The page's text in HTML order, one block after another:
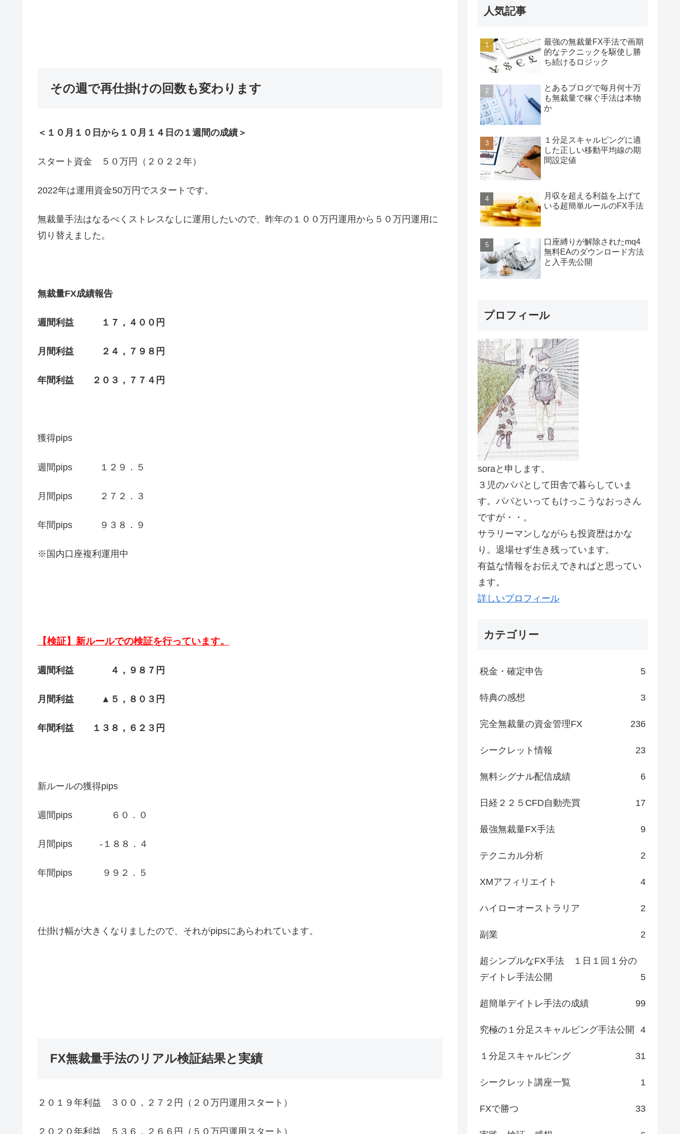
その週で再仕掛けの回数も変わります
＜１０月１０日から１０月１４日の１週間の成績＞
スタート資金 ５０万円（２０２２年）
2022年は運用資金50万円でスタートです。
無裁量手法はなるべくストレスなしに運用したいので、昨年の１００万円運用から５０万円運用に
切り替えました。
無裁量FX成績報告
週間利益 １７，４００円
月間利益 ２４，７９８円
年間利益 ２０３，７７４円
獲得pips
週間pips １２９．５
月間pips ２７２．３
年間pips ９３８．９
※国内口座複利運用中
【検証】新ルールでの検証を行っています。
週間利益 ４，９８７円
月間利益 ▲５，８０３円
年間利益 １３８，６２３円
新ルールの獲得pips
週間pips ６０．０
月間pips -１８８．４
年間pips ９９２．５
仕掛け幅が大きくなりましたので、それがpipsにあらわれています。
FX無裁量手法のリアル検証結果と実績
２０１９年利益 ３００，２７２円（２０万円運用スタート）
２０２０年利益 ５３６，２６６円（５０万円運用スタート）
人気記事
最強の無裁量FX手法で画期
的なテクニックを駆使し勝
ち続けるロジック
とあるブログで毎月何十万
も無裁量で稼ぐ手法は本物
か
１分足スキャルピングに適
した正しい移動平均線の期
間設定値
月収を超える利益を上げて
いる超簡単ルールのFX手法
口座縛りが解除されたmq4
無料EAのダウンロード方法
と入手先公開
プロフィール
soraと申します。
３児のパパとして田舎で暮らしていま
す。パパといってもけっこうなおっさん
ですが・・。
サラリーマンしながらも投資歴はかな
り。退場せず生き残っています。
有益な情報をお伝えできればと思ってい
ます。
詳しいプロフィール
カテゴリー
税金・確定申告 5
特典の感想 3
完全無裁量の資金管理FX 236
シークレット情報 23
無料シグナル配信成績 6
日経２２５CFD自動売買 17
最強無裁量FX手法 9
テクニカル分析 2
XMアフィリエイト 4
ハイローオーストラリア 2
副業 2
超シンプルなFX手法 １日１回１分の
デイトレ手法公開
5
超簡単デイトレ手法の成績 99
究極の１分足スキャルピング手法公開 4
１分足スキャルピング 31
シークレット講座一覧 1
FXで勝つ 33